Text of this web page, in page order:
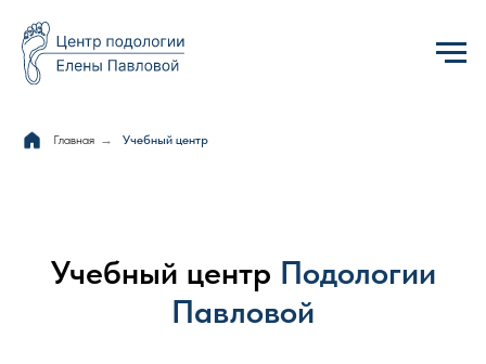
Главная → Учебный центр
Учебный центр Подологии
Павловой